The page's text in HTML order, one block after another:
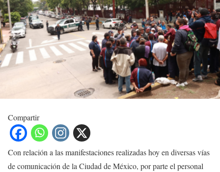
Compartir
Con relación a las manifestaciones realizadas hoy en diversas vías
de comunicación de la Ciudad de México, por parte el personal